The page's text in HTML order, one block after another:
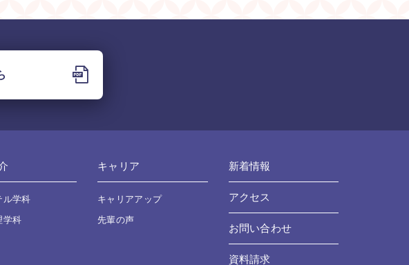
ル学科
学科
キャリア
キャリアアップ
先輩の声
新着情報
アクセス
お問い合わせ
資料請求